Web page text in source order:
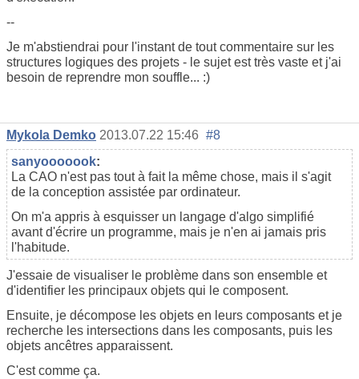
--
Je m'abstiendrai pour l'instant de tout commentaire sur les
structures logiques des projets - le sujet est très vaste et j'ai
besoin de reprendre mon souffle... :)
Mykola Demko 2013.07.22 15:46 #8
sanyooooook:
La CAO n'est pas tout à fait la même chose, mais il s'agit
de la conception assistée par ordinateur.
On m'a appris à esquisser un langage d'algo simplifié
avant d'écrire un programme, mais je n'en ai jamais pris
l'habitude.
J'essaie de visualiser le problème dans son ensemble et
d'identifier les principaux objets qui le composent.
Ensuite, je décompose les objets en leurs composants et je
recherche les intersections dans les composants, puis les
objets ancêtres apparaissent.
C'est comme ça.